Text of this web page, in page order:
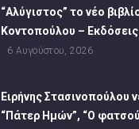
“Αλύγιστος” το νέο
Κοντοπούλου –
6 Αυγούστου, 2026
Ειρήνης Στασινοπούλου
“Πάτερ Ημών”, “Ο